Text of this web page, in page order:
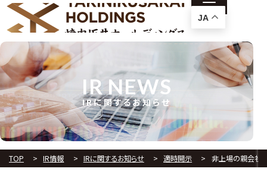
IRに関するお知らせ
IR NEWS
TOP IR情報 IRに関するお知らせ 適時開示 非上場の親会社
JA